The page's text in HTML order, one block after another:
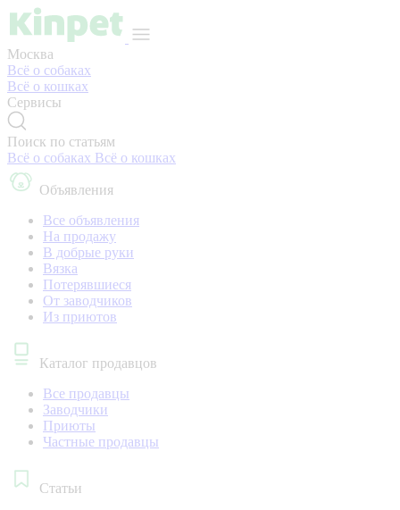
Москва
Всё о собаках
Всё о кошках
Сервисы
Поиск по статьям
Всё о собаках Всё о кошках
Объявления
Все объявления
На продажу
В добрые руки
Вязка
Потерявшиеся
От заводчиков
Из приютов
Каталог продавцов
Все продавцы
Заводчики
Приюты
Частные продавцы
Статьи